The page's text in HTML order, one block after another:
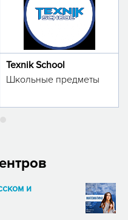
Texnik School
Школьные предметы
и